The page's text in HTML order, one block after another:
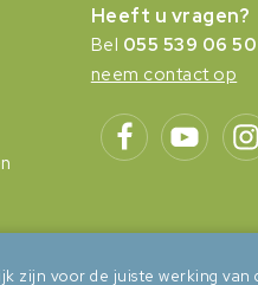
Heeft u vragen?
Bel 055 539 06 50
neem contact op
zijn voor de juiste werking